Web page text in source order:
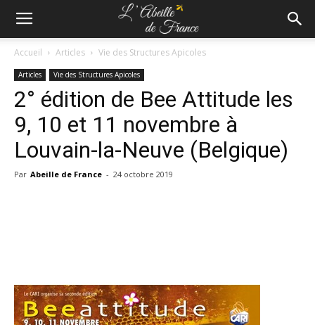
Accueil Articles Vie des Structures Apicoles
Articles Vie des Structures Apicoles
2° édition de Bee Attitude les
9, 10 et 11 novembre à
Louvain-la-Neuve (Belgique)
Par Abeille de France - 24 octobre 2019